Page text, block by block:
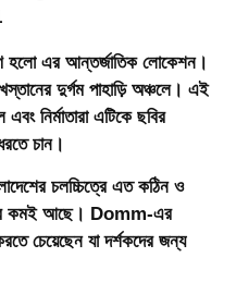
এর আন্তর্জাতিক লোকেশন।
দুর্গম পাহাড়ি অঞ্চলে। এই
নির্মাতারা এটিকে ছবির
চান।
চলচ্চিত্রে এত কঠিন ও
খুব কমই আছে। Domm-এর
চেয়েছেন যা দর্শকদের জন্য